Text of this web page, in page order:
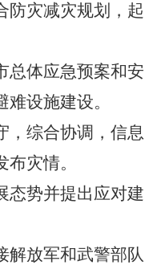
灾减灾规划，起
体应急预案和安
设施建设。
综合协调，信息
灾情。
势并提出应对建
放军和武警部队